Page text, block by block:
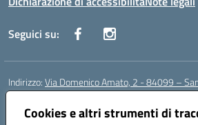
Cookies e altri strumenti di
Seguici su:
Indirizzo:Via Domenico Amato, 2 - 84099 –
Centralino:
Posta elettronica certificata (PEC):